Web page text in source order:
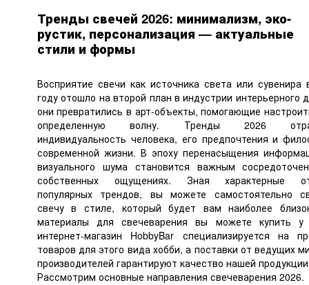
Тренды свечей 2026: минимализм, эко-
рустик, персонализация — актуальные
стили и формы
Восприятие свечи как источника света или сувенира
году отошло на второй план в индустрии интерьерного
они превратились в арт-объекты, помогающие
определенную волну. Тренды 2026
индивидуальность человека, его предпочтения и
современной жизни. В эпоху перенасыщения
визуального шума становится важным
собственных ощущениях. Зная характерные
популярных трендов, вы можете самостоятельно
свечу в стиле, который будет вам наиболее
материалы для свечеварения вы можете купить
интернет-магазин HobbyBar специализируется на
товаров для этого вида хобби, а поставки от ведущих
производителей гарантируют качество нашей
Рассмотрим основные направления свечеварения 2026.